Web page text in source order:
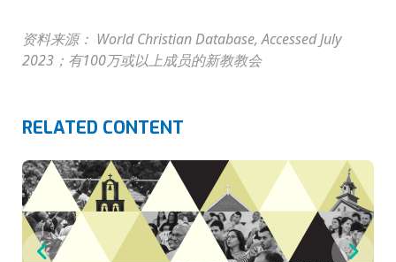
资料来源： World Christian Database, Accessed July
2023；有100万或以上成员的新教教会
RELATED CONTENT